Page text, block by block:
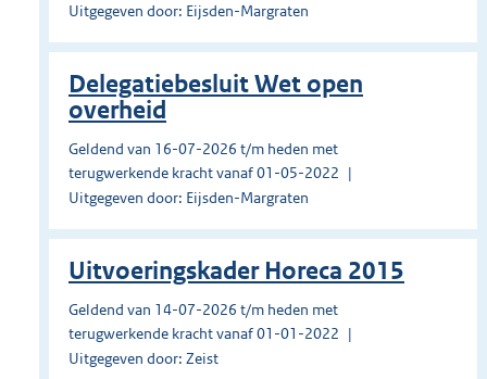
Uitgegeven door: Eijsden-Margraten
Delegatiebesluit Wet open
overheid
Geldend van 16-07-2026 t/m heden met
terugwerkende kracht vanaf 01-05-2022
Uitgegeven door: Eijsden-Margraten
Uitvoeringskader Horeca 2015
Geldend van 14-07-2026 t/m heden met
terugwerkende kracht vanaf 01-01-2022
Uitgegeven door: Zeist